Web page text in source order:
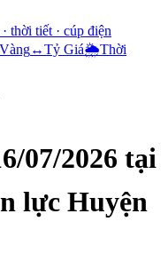
thời tiết · cúp điện
↔Tỷ Giá🌦Thời
07/2026 tại
lực Huyện